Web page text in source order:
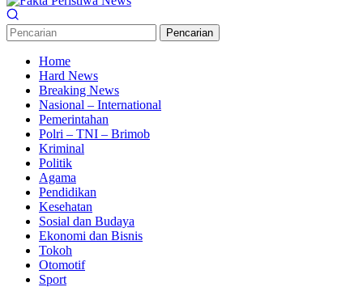
Pencarian
Home
Hard News
Breaking News
Nasional – International
Pemerintahan
Polri – TNI – Brimob
Kriminal
Politik
Agama
Pendidikan
Kesehatan
Sosial dan Budaya
Ekonomi dan Bisnis
Tokoh
Otomotif
Sport